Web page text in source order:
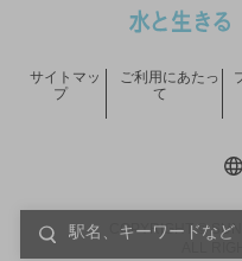
COPYRIGHT ©
サイトマッ
プ
ご利用にあたっ
て